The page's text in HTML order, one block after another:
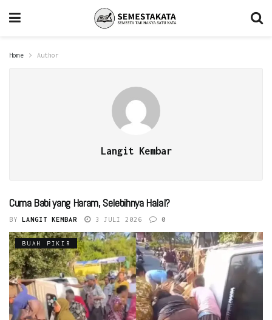
Home Author
Langit Kembar
Cuma Babi yang Haram, Selebihnya Halal?
BY LANGIT KEMBAR 3 JULI 2026 0
BUAH PIKIR